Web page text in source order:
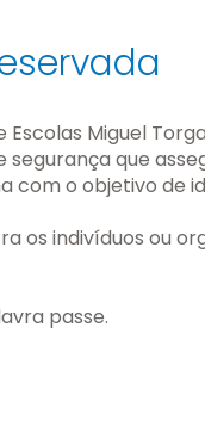
Miguel
que
o objetivo de
indivíduos ou
passe.